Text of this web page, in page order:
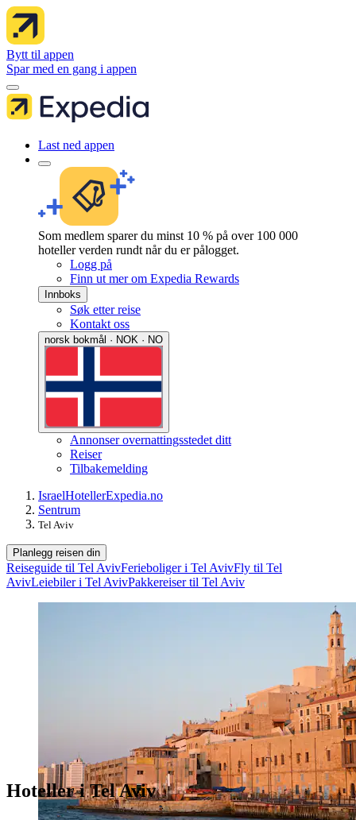
Bytt til appen
Spar med en gang i appen
Last ned appen
Som medlem sparer du minst 10 % på over 100 000
hoteller verden rundt når du er pålogget.
Logg på
Finn ut mer om Expedia Rewards
Innboks
Søk etter reise
Kontakt oss
norsk bokmål · NOK · NO
Annonser overnattingsstedet ditt
Reiser
Tilbakemelding
IsraelHotellerExpedia.no
Sentrum
Tel Aviv
Planlegg reisen din
Reiseguide til Tel AvivFerieboliger i Tel AvivFly til Tel
AvivLeiebiler i Tel AvivPakkereiser til Tel Aviv
Hoteller i Tel Aviv